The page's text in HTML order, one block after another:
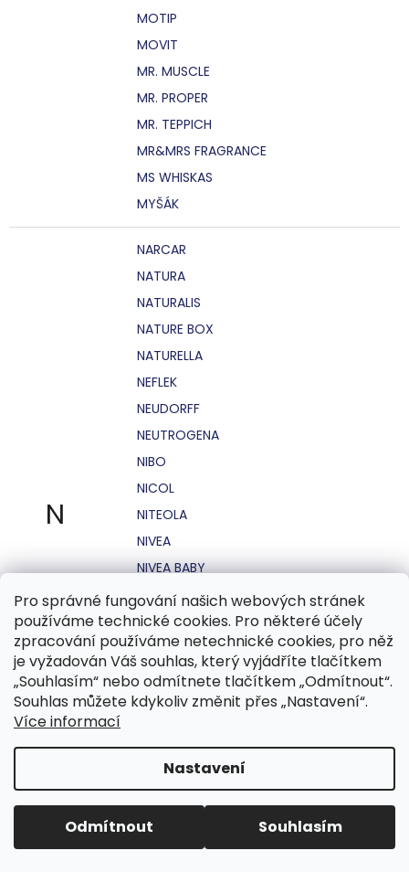
Pro správné fungování našich webových stránek
používáme technické cookies. Pro některé účely
zpracování používáme netechnické cookies, pro něž
je vyžadován Váš souhlas, který vyjádříte tlačítkem
„Souhlasím“ nebo odmítnete tlačítkem „Odmítnout“.
Souhlas můžete kdykoliv změnit přes „Nastavení“.
Více informací
Nastavení
Odmítnout Souhlasím
MOTIP
MOVIT
MR. MUSCLE
MR. PROPER
MR. TEPPICH
MR&MRS FRAGRANCE
MS WHISKAS
MYŠÁK
N
NARCAR
NATURA
NATURALIS
NATURE BOX
NATURELLA
NEFLEK
NEUDORFF
NEUTROGENA
NIBO
NICOL
NITEOLA
NIVEA
NIVEA BABY
NIVEA MEN
NIVEA SUN
NO STRESS
NOHEL GARDEN
NORDICS
NUK
O.B.
OASIS